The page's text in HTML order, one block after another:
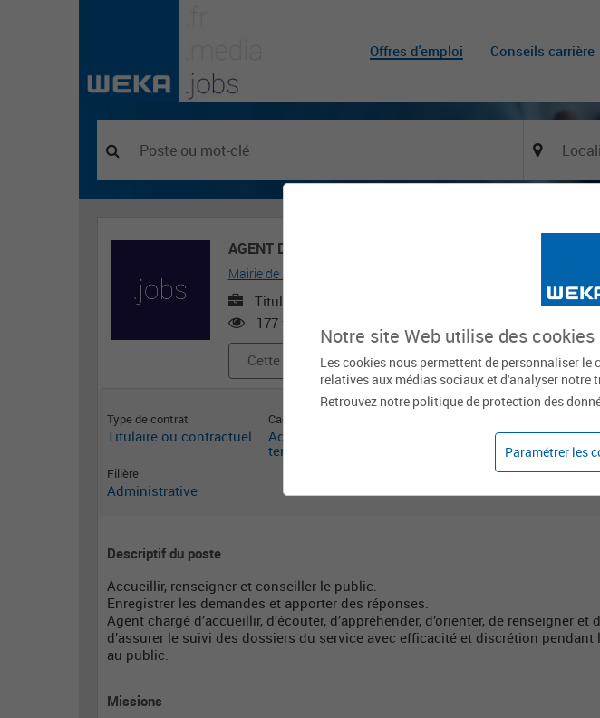
Notre site Web utilise des cookies
Les cookies nous permettent de personnaliser
relatives aux médias sociaux et d'analyser notre
Retrouvez notre politique de protection des
Paramétrer les
Offres d'emploi Conseils carrière
AGENT D'ACCUEIL POLYVALENT
Mairie de Saint-Mars-la-Brière
Titulaire ou contractuel ST MARS LA BRIERE
177 vues
Cette offre d'emploi est expirée
Type de contrat
Titulaire ou contractuel
Cadre emploi
Adjoint administratif
territorial
Affaires générales
Filière
Administrative
Descriptif du poste
Accueillir, renseigner et conseiller le public.
Enregistrer les demandes et apporter des réponses.
Agent chargé d’accueillir, d’écouter, d’appréhender, d’orienter, de renseigner
d’assurer le suivi des dossiers du service avec efficacité et discrétion pendant
au public.
Missions